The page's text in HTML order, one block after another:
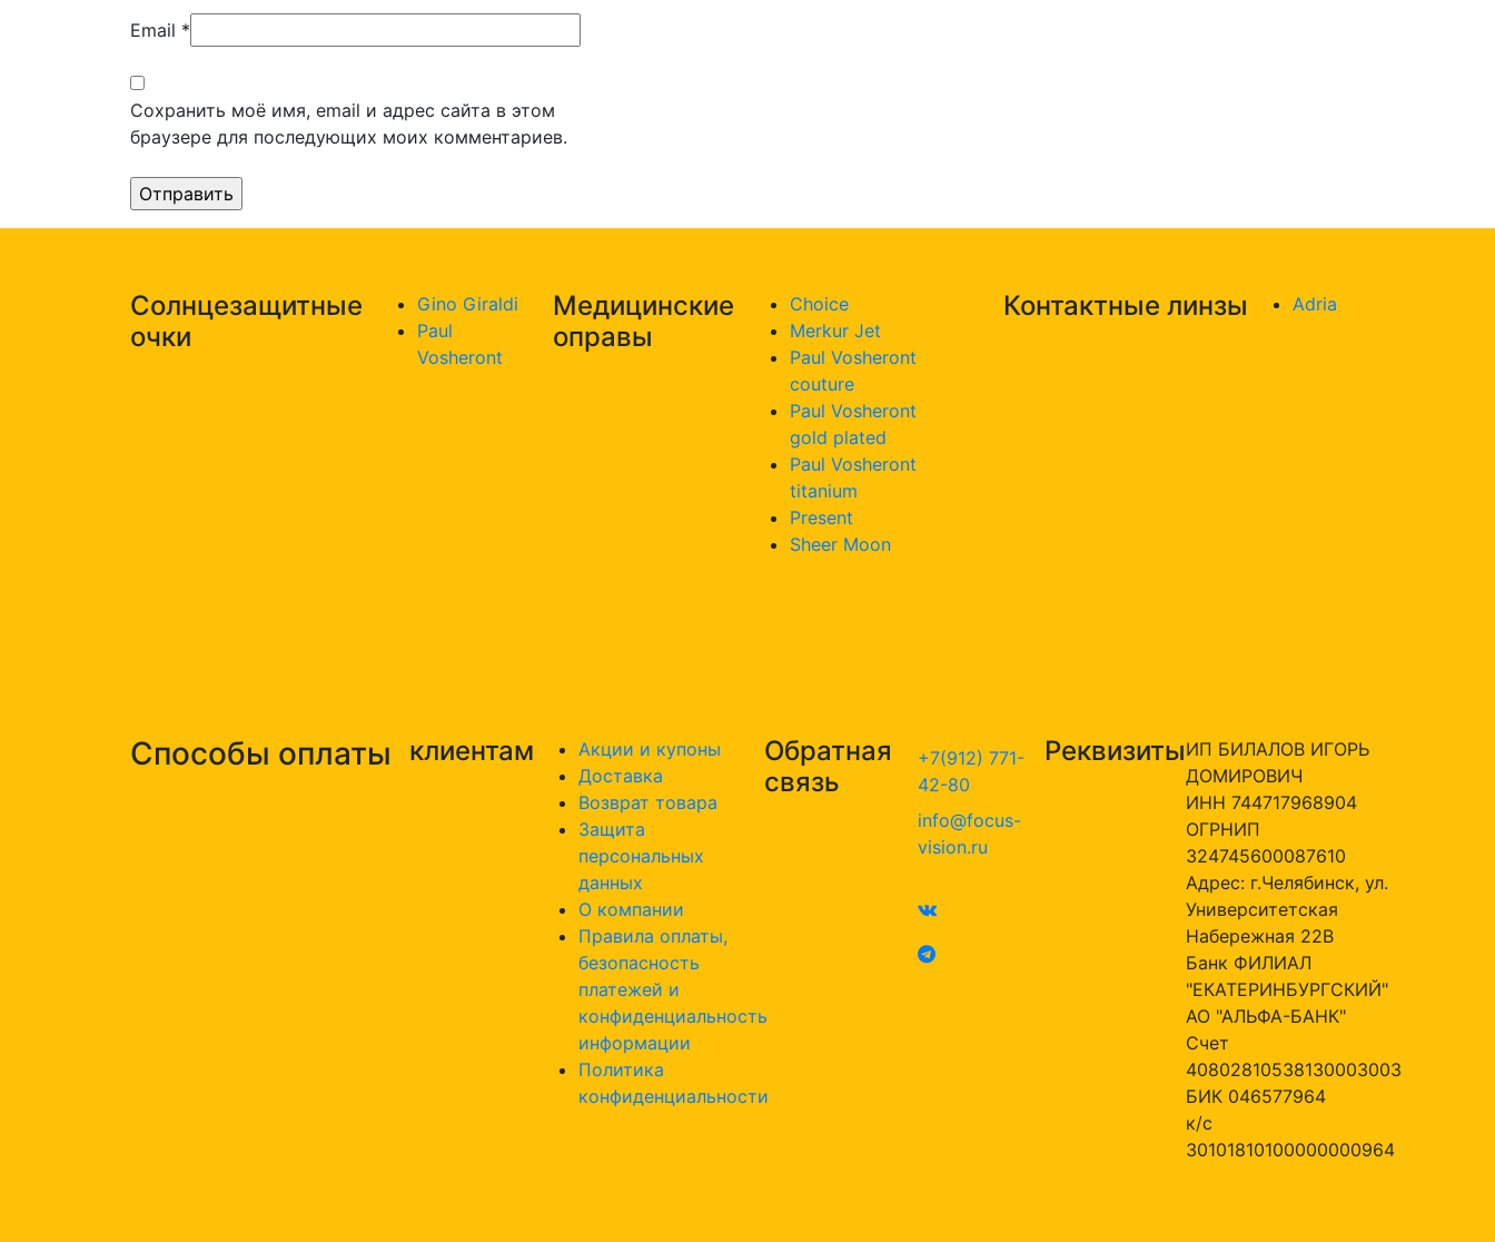
Email *
Сохранить моё имя, email и адрес сайта в этом
браузере для последующих моих комментариев.
Солнцезащитные
очки
Gino Giraldi
Paul
Vosheront
Медицинские
оправы
Choice
Merkur Jet
Paul Vosheront
couture
Paul Vosheront
gold plated
Paul Vosheront
titanium
Present
Sheer Moon
Контактные линзы Adria
Способы оплаты клиентам
Акции и купоны
Доставка
Возврат товара
Защита
персональных
данных
О компании
Правила оплаты,
безопасность
платежей и
конфиденциальность
информации
Политика
конфиденциальности
Обратная
связь
+7(912) 771-
42-80
info@focus-
vision.ru
РеквизитыИП БИЛАЛОВ ИГОРЬ
ДОМИРОВИЧ
ИНН 744717968904
ОГРНИП
324745600087610
Адрес: г.Челябинск, ул.
Университетская
Набережная 22В
Банк ФИЛИАЛ
"ЕКАТЕРИНБУРГСКИЙ"
АО "АЛЬФА-БАНК"
Счет
40802810538130003003
БИК 046577964
к/с
30101810100000000964